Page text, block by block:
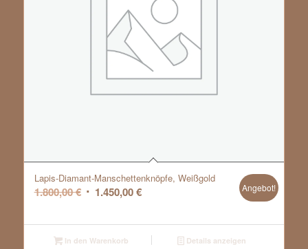
Lapis-Diamant-Manschettenknöpfe, Weißgold
1.800,00€ Ursprünglicher
war:
1.800,00 €
1.450,00€Aktueller
ist:
1.450,00 €.
Angebot!
In den Warenkorb Details anzeigen